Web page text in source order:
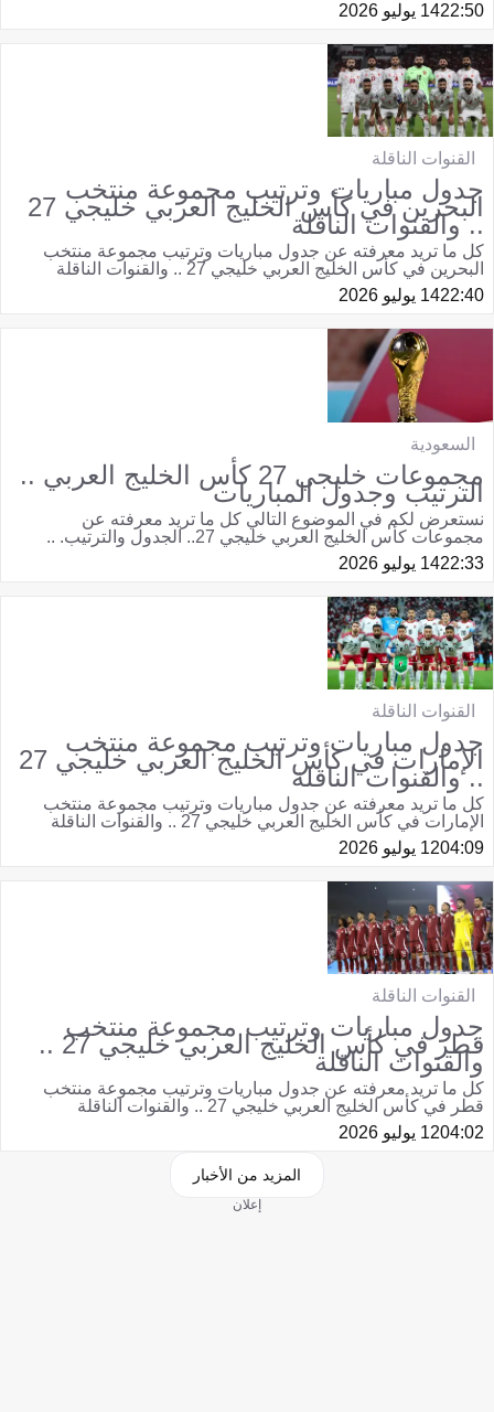
22:5014 يوليو 2026
القنوات الناقلة
جدول مباريات وترتيب مجموعة منتخب
البحرين في كأس الخليج العربي خليجي 27
.. والقنوات الناقلة
كل ما تريد معرفته عن جدول مباريات وترتيب مجموعة منتخب
البحرين في كأس الخليج العربي خليجي 27 .. والقنوات الناقلة
22:4014 يوليو 2026
السعودية
مجموعات خليجي 27 كأس الخليج العربي ..
الترتيب وجدول المباريات
نستعرض لكم في الموضوع التالي كل ما تريد معرفته عن
مجموعات كأس الخليج العربي خليجي 27.. الجدول والترتيب. ..
22:3314 يوليو 2026
القنوات الناقلة
جدول مباريات وترتيب مجموعة منتخب
الإمارات في كأس الخليج العربي خليجي 27
.. والقنوات الناقلة
كل ما تريد معرفته عن جدول مباريات وترتيب مجموعة منتخب
الإمارات في كأس الخليج العربي خليجي 27 .. والقنوات الناقلة
04:0912 يوليو 2026
القنوات الناقلة
جدول مباريات وترتيب مجموعة منتخب
قطر في كأس الخليج العربي خليجي 27 ..
والقنوات الناقلة
كل ما تريد معرفته عن جدول مباريات وترتيب مجموعة منتخب
قطر في كأس الخليج العربي خليجي 27 .. والقنوات الناقلة
04:0212 يوليو 2026
المزيد من الأخبار
إعلان